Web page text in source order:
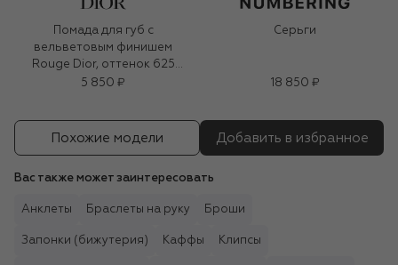
Помада для губ с
вельветовым финишем
Rouge Dior, оттенок 625
Митца (3,5g)
5 850 ₽
Серьги
18 850 ₽
Похожие модели Добавить в избранное
Вас также может заинтересовать
Анклеты Браслеты на руку Броши
Запонки (бижутерия) Каффы Клипсы